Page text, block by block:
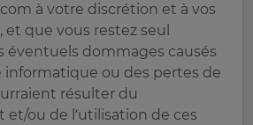
à votre discrétion et à vos
et que vous restez seul
éventuels dommages causés
informatique ou des pertes de
résulter du
ou de l’utilisation de ces